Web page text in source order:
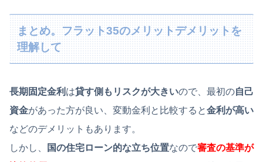
まとめ。フラット35のメリットデメリットを
理解して
長期固定金利 は貸す側もリスクが大きいので、最初の自己
資金があった方が良い、変動金利と比較すると金利が高い
などのデメリットもあります。
しかし、
国の住宅ローン的な立ち位置なので審査の基準が